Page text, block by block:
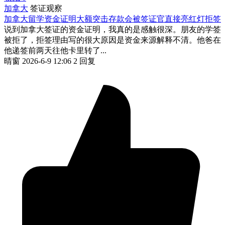
加拿大 签证观察
加拿大留学资金证明大额突击存款会被签证官直接亮红灯拒签
说到加拿大签证的资金证明，我真的是感触很深。朋友的学签
被拒了，拒签理由写的很大原因是资金来源解释不清。他爸在
他递签前两天往他卡里转了...
晴窗 2026-6-9 12:06 2 回复